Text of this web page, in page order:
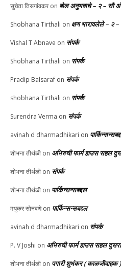
सुचेता तिसगांवकरon बोल अनुभवाचे – २ – सौ
Shobhana Tirthali on क्षण भारावलेले – २ –
Vishal T Abnave on संपर्क
Shobhana Tirthali on संपर्क
Pradip Balsaraf on संपर्क
shobhana Tirthali on संपर्क
Surendra Verma on संपर्क
avinah d dharmadhikari on
शोभना तीर्थळी on अभिरुची फार्म हाउस सहल
शोभना तीर्थळी on संपर्क
शोभना तीर्थळी on पार्किन्सन्सबद्दल
मधुकर सोनवणेon पार्किन्सन्सबद्दल
avinah d dharmadhikari on संपर्क
P. V Joshi on अभिरुची फार्म हाउस सहल दुसरा
शोभना तीर्थळी on पगारी शुभंकर ( काळजीवाहक )